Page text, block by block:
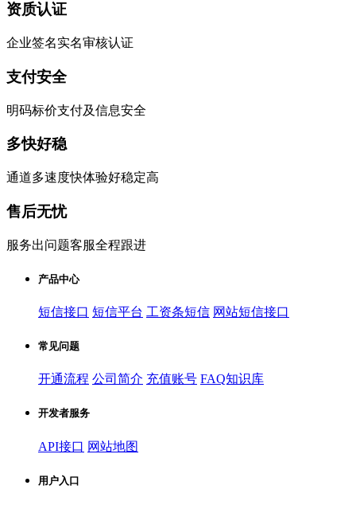
资质认证
企业签名实名审核认证
支付安全
明码标价支付及信息安全
多快好稳
通道多速度快体验好稳定高
售后无忧
服务出问题客服全程跟进
产品中心
短信接口 短信平台 工资条短信 网站短信接口
常见问题
开通流程 公司简介 充值账号 FAQ知识库
开发者服务
API接口 网站地图
用户入口